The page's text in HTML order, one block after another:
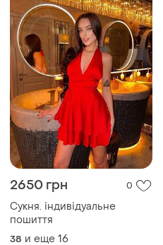
2650 грн 0
Сукня. індивідуальне
пошиття
38 и еще 16